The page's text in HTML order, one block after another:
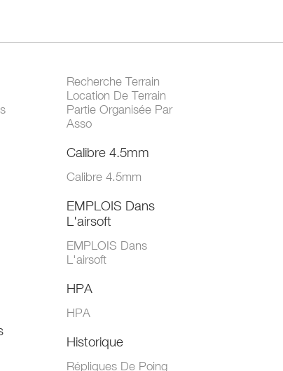
Recherche Terrain
Location De Terrain
Partie Organisée Par
Asso
Calibre 4.5mm
Calibre 4.5mm
EMPLOIS Dans
L'airsoft
EMPLOIS Dans
L'airsoft
HPA
HPA
Historique
Répliques De Poing